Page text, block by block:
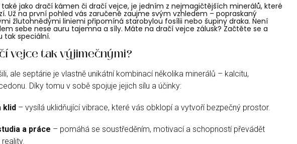
jako dračí kámen či dračí vejce, je jedním z nejmagičtějších minerálů, které
Už na první pohled vás zaručeně zaujme svým vzhledem – popraskaný
žlutohnědými liniemi připomíná starobylou fosílii nebo šupiny draka. Není
sebe nese auru tajemna a síly. Máte na dračí vejce zálusk? Začtěte se a
tak speciální.
vejce tak výjimečnými?
ale septárie je vlastně unikátní kombinací několika minerálů – kalcitu,
Díky tomu v sobě spojuje jejich sílu a účinky:
klid – vysílá uklidňující vibrace, které vás obklopí a vytvoří bezpečný prostor.
a práce – pomáhá se soustředěním, motivací a schopností převádět